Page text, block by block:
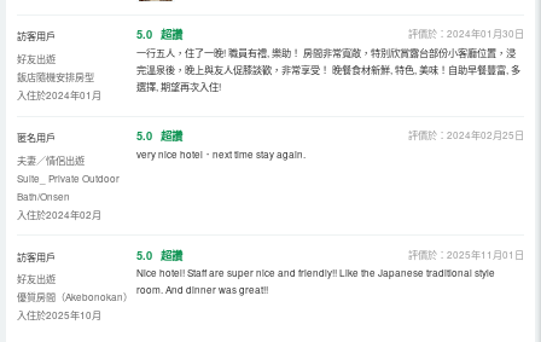
訪客用戶
好友出遊
飯店隨機安排房型
入住於2024年01月
5.0 超讚
評價於：2024年01月30日
一行五人，住了一晚! 職員有禮, 樂助！ 房間非常寬敞，特別欣賞露台部份小客廳位置，浸
完溫泉後，晚上與友人促膝談歡，非常享受！ 晚餐食材新鮮, 特色, 美味！自助早餐豐富, 多
選擇, 期望再次入住!
匿名用戶
夫妻／情侶出遊
Suite_ Private Outdoor
Bath/Onsen
入住於2024年02月
5.0 超讚
評價於：2024年02月25日
very nice hotel．next time stay again.
訪客用戶
好友出遊
優質房間（Akebonokan）
入住於2025年10月
5.0 超讚
評價於：2025年11月01日
Nice hotel! Staff are super nice and friendly!! Like the Japanese traditional style
room. And dinner was great!!